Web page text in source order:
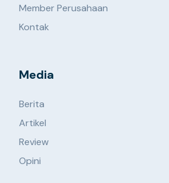
Member Perusahaan
Kontak
Media
Berita
Artikel
Review
Opini